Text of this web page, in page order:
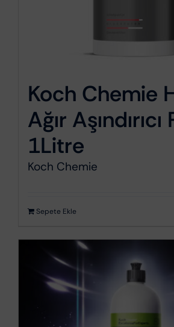
Koch Chemie
Ağır
1Litre
Koch Chemie
Sepete Ekle